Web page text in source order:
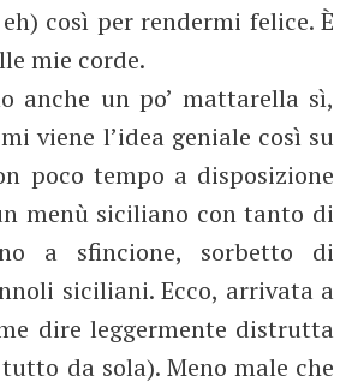
così per rendermi felice. È
mie corde.
anche un po’ mattarella sì,
viene l’idea geniale così su
poco tempo a disposizione
menù siciliano con tanto di
a sfincione, sorbetto di
siciliani. Ecco, arrivata a
dire leggermente distrutta
da sola). Meno male che